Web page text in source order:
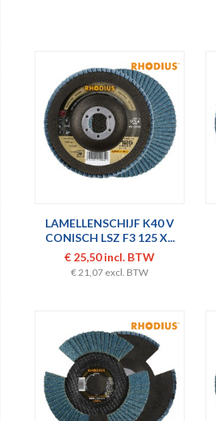
LAMELLENSCHIJF K40 V
CONISCH LSZ F3 125 X...
€ 25,50 incl. BTW
€ 21,07 excl. BTW